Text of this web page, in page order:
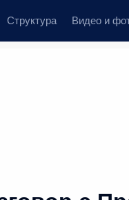
Структура Видео и